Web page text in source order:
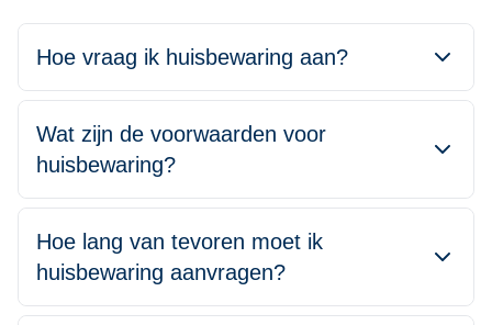
Hoe vraag ik huisbewaring aan?
Wat zijn de voorwaarden voor
huisbewaring?
Hoe lang van tevoren moet ik
huisbewaring aanvragen?